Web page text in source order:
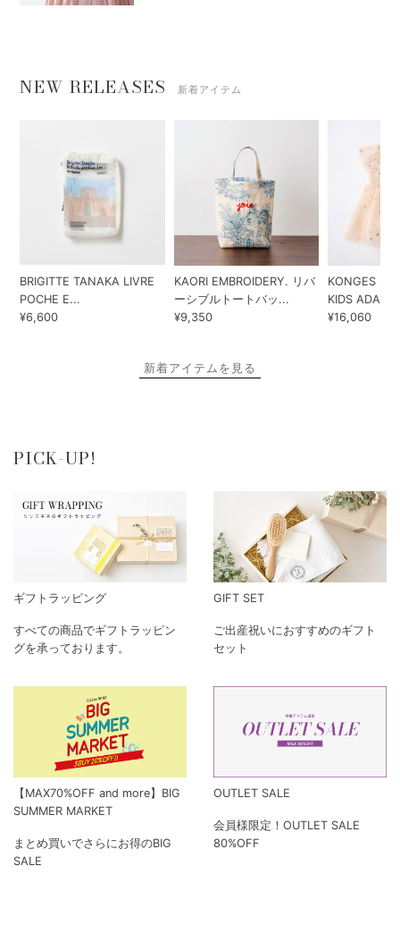
NEW RELEASES 新着アイテム
BRIGITTE TANAKA LIVRE
POCHE E...
¥6,600
KAORI EMBROIDERY. リバ
ーシブルトートバッ...
¥9,350
KONGES
KIDS ADA...
¥16,060
新着アイテムを見る
PICK-UP!
ギフトラッピング
すべての商品でギフトラッピン
グを承っております。
GIFT SET
ご出産祝いにおすすめのギフト
セット
【MAX70%OFF and more】BIG
SUMMER MARKET
まとめ買いでさらにお得のBIG
SALE
OUTLET SALE
会員様限定！OUTLET SALE
80%OFF